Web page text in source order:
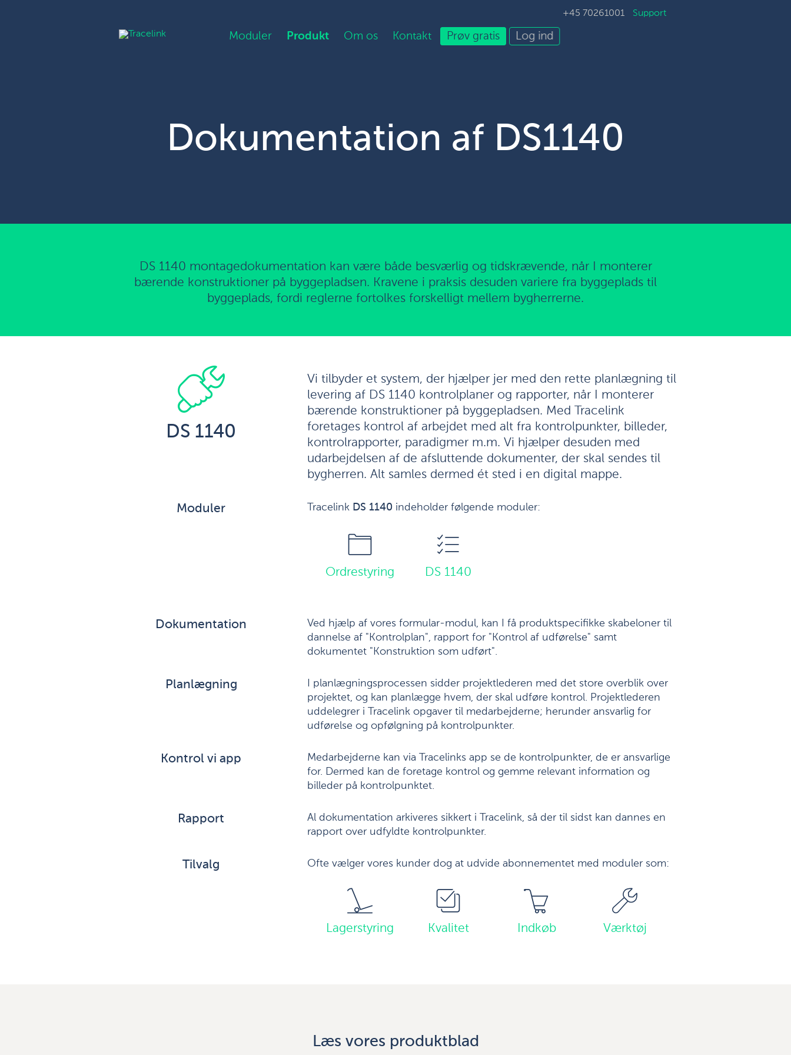
+45 70261001 Support
Moduler Produkt Om os Kontakt Prøv gratis Log ind
Dokumentation af DS1140
DS 1140 montagedokumentation kan være både besværlig og tidskrævende, når I monterer
bærende konstruktioner på byggepladsen. Kravene i praksis desuden variere fra byggeplads til
byggeplads, fordi reglerne fortolkes forskelligt mellem bygherrerne.
DS 1140
Vi tilbyder et system, der hjælper jer med den rette planlægning til
levering af DS 1140 kontrolplaner og rapporter, når I monterer
bærende konstruktioner på byggepladsen. Med Tracelink
foretages kontrol af arbejdet med alt fra kontrolpunkter, billeder,
kontrolrapporter, paradigmer m.m. Vi hjælper desuden med
udarbejdelsen af de afsluttende dokumenter, der skal sendes til
bygherren. Alt samles dermed ét sted i en digital mappe.
Moduler Tracelink DS 1140 indeholder følgende moduler:
Ordrestyring DS 1140
Dokumentation
Ved hjælp af vores formular-modul, kan I få produktspecifikke skabeloner til
dannelse af "Kontrolplan", rapport for "Kontrol af udførelse" samt
dokumentet "Konstruktion som udført".
Planlægning
I planlægningsprocessen sidder projektlederen med det store overblik over
projektet, og kan planlægge hvem, der skal udføre kontrol. Projektlederen
uddelegrer i Tracelink opgaver til medarbejderne; herunder ansvarlig for
udførelse og opfølgning på kontrolpunkter.
Kontrol vi app
Medarbejderne kan via Tracelinks app se de kontrolpunkter, de er ansvarlige
for. Dermed kan de foretage kontrol og gemme relevant information og
billeder på kontrolpunktet.
Rapport
Al dokumentation arkiveres sikkert i Tracelink, så der til sidst kan dannes en
rapport over udfyldte kontrolpunkter.
Tilvalg Ofte vælger vores kunder dog at udvide abonnementet med moduler som:
Lagerstyring Kvalitet Indkøb Værktøj
Læs vores produktblad